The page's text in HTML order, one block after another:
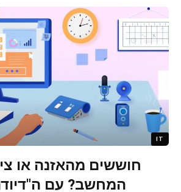
IT
חוששים מהאזנה או
המחשב? עם